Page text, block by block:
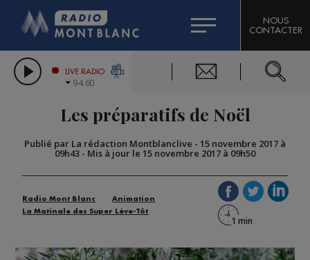
LES CHRONIQUES DE L'EXPERT
CITIZEN MACHINERY
GRAND MASSIF DOMAINES SKIABLES
BIGARD
COMPAGNIE DU MONT-BLANC
NOUS
CONTACTER
LIVE RADIO
94.60
Les préparatifs de Noël
Publié par La rédaction Montblanclive - 15 novembre 2017 à
09h43 - Mis à jour le 15 novembre 2017 à 09h50
Radio Mont Blanc
Animation
La Matinale des Super Lève-Tôt